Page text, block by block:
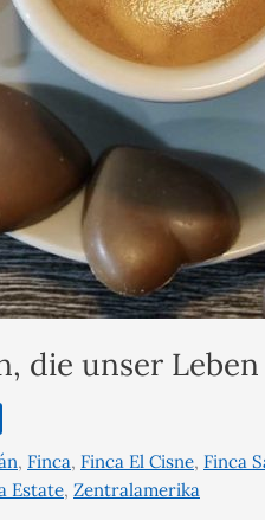
die unser
, Finca, Finca El Cisne, Finca
Estate, Zentralamerika